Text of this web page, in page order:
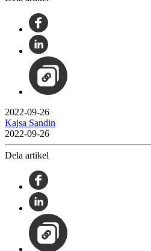
2022-09-26
Kajsa Sandin
2022-09-26
Dela artikel